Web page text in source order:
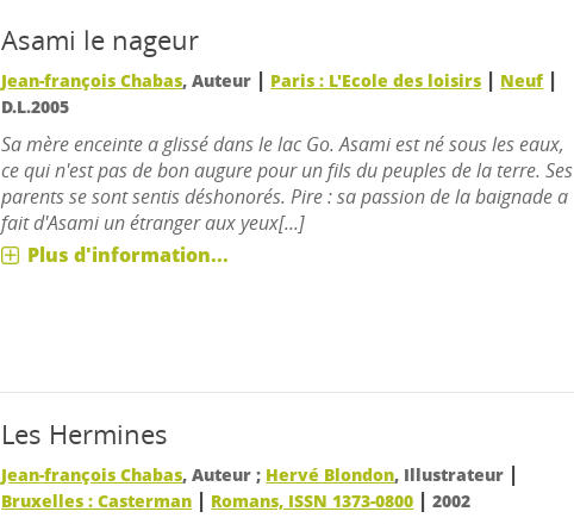
Asami le nageur
Jean-françois Chabas, Auteur | Paris : L'Ecole des loisirs | Neuf |
D.L.2005
Sa mère enceinte a glissé dans le lac Go. Asami est né sous les eaux,
ce qui n'est pas de bon augure pour un fils du peuples de la terre. Ses
parents se sont sentis déshonorés. Pire : sa passion de la baignade a
fait d'Asami un étranger aux yeux[...]
Plus d'information...
Les Hermines
Jean-françois Chabas, Auteur ; Hervé Blondon, Illustrateur |
Bruxelles : Casterman | Romans, ISSN 1373-0800 |2002